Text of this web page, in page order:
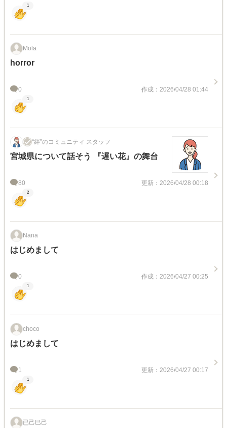
1
Mola
horror
0 作成：2026/04/28 01:44
1
“絆”のコミュニティ スタッフ
宮城県について話そう 『遅い花』の舞台
80 更新：2026/04/28 00:18
2
Nana
はじめまして
0 作成：2026/04/27 00:25
1
choco
はじめまして
1 更新：2026/04/27 00:17
1
已己巳己